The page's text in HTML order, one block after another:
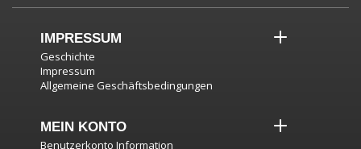
IMPRESSUM
Geschichte
Impressum
Allgemeine Geschäftsbedingungen
MEIN KONTO
Benutzerkonto Information